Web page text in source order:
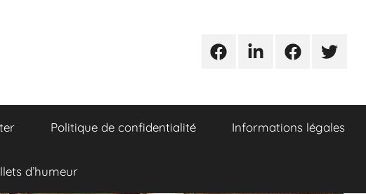
UrgencesLinkedinFacebookTwitter
Politique de confidentialité Informations légales
d’humeur